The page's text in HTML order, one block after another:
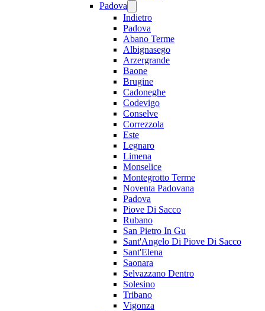
Padova
Indietro
Padova
Abano Terme
Albignasego
Arzergrande
Baone
Brugine
Cadoneghe
Codevigo
Conselve
Correzzola
Este
Legnaro
Limena
Monselice
Montegrotto Terme
Noventa Padovana
Padova
Piove Di Sacco
Rubano
San Pietro In Gu
Sant'Angelo Di Piove Di Sacco
Sant'Elena
Saonara
Selvazzano Dentro
Solesino
Tribano
Vigonza